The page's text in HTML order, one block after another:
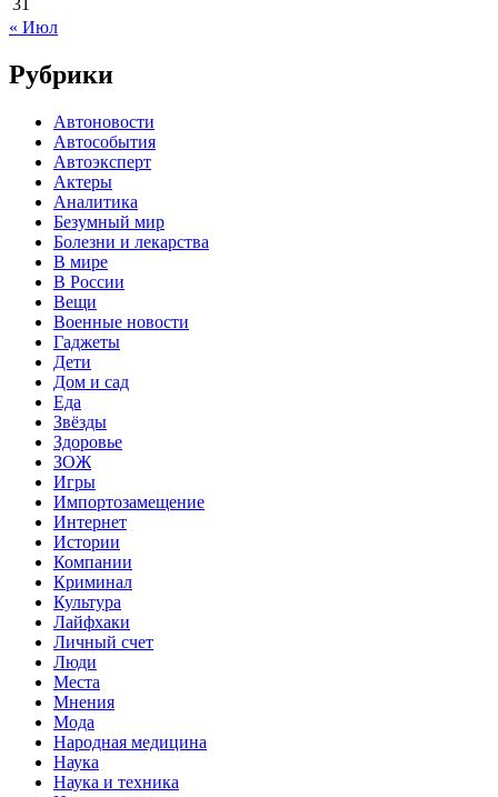
31
« Июл
Рубрики
Автоновости
Автособытия
Автоэксперт
Актеры
Аналитика
Безумный мир
Болезни и лекарства
В мире
В России
Вещи
Военные новости
Гаджеты
Дети
Дом и сад
Еда
Звёзды
Здоровье
ЗОЖ
Игры
Импортозамещение
Интернет
Истории
Компании
Криминал
Культура
Лайфхаки
Личный счет
Люди
Места
Мнения
Мода
Народная медицина
Наука
Наука и техника